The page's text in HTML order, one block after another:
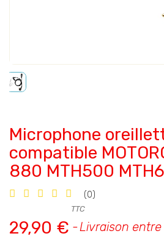
Microphone
compatible
880 MTH500
(0)
29,90 €
TTC
Livraison entre